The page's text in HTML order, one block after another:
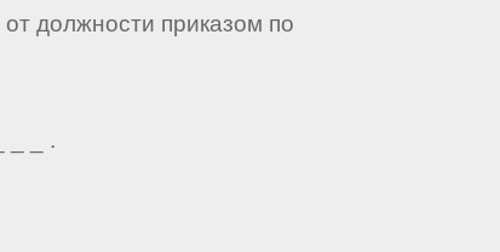
должности приказом по
_ _ .